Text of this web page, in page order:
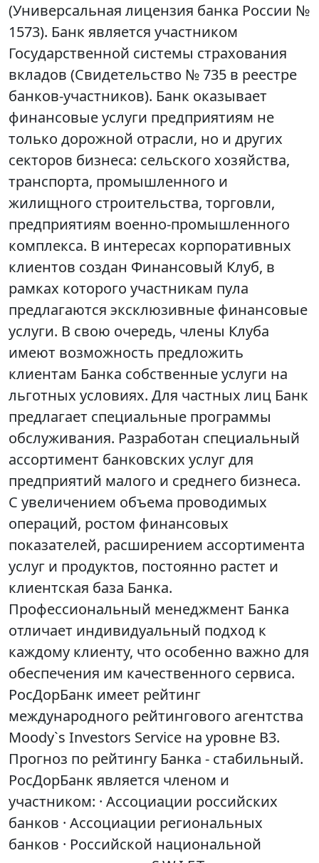
(Универсальная лицензия банка России №
1573). Банк является участником
Государственной системы страхования
вкладов (Свидетельство № 735 в реестре
банков-участников). Банк оказывает
финансовые услуги предприятиям не
только дорожной отрасли, но и других
секторов бизнеса: сельского хозяйства,
транспорта, промышленного и
жилищного строительства, торговли,
предприятиям военно-промышленного
комплекса. В интересах корпоративных
клиентов создан Финансовый Клуб, в
рамках которого участникам пула
предлагаются эксклюзивные финансовые
услуги. В свою очередь, члены Клуба
имеют возможность предложить
клиентам Банка собственные услуги на
льготных условиях. Для частных лиц Банк
предлагает специальные программы
обслуживания. Разработан специальный
ассортимент банковских услуг для
предприятий малого и среднего бизнеса.
С увеличением объема проводимых
операций, ростом финансовых
показателей, расширением ассортимента
услуг и продуктов, постоянно растет и
клиентская база Банка.
Профессиональный менеджмент Банка
отличает индивидуальный подход к
каждому клиенту, что особенно важно для
обеспечения им качественного сервиса.
РосДорБанк имеет рейтинг
международного рейтингового агентства
Moody`s Investors Service на уровне B3.
Прогноз по рейтингу Банка - стабильный.
РосДорБанк является членом и
участником: · Ассоциации российских
банков · Ассоциации региональных
банков · Российской национальной